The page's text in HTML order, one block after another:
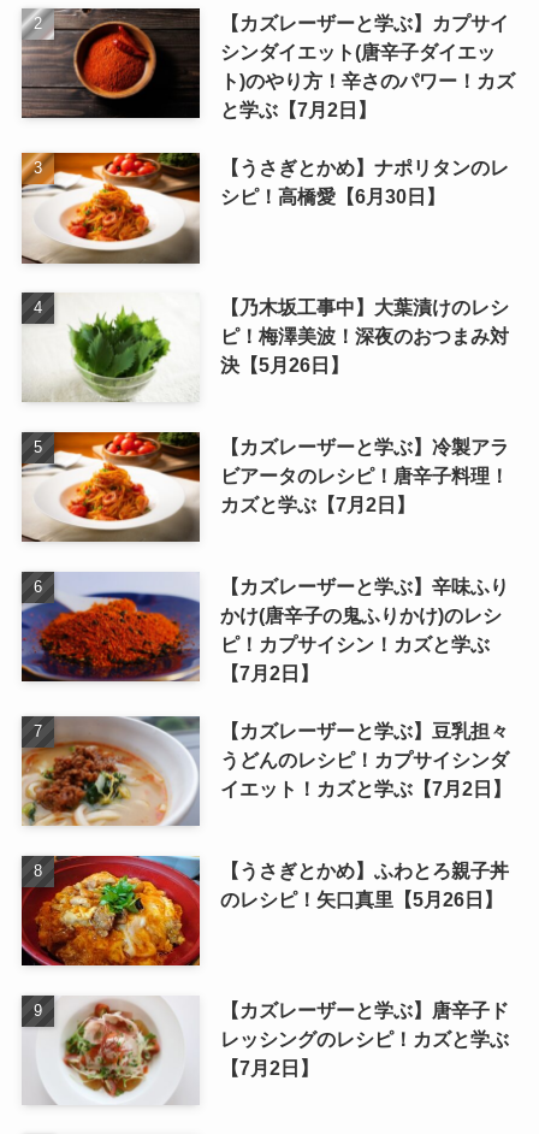
【カズレーザーと学ぶ】カプサイ
シンダイエット(唐辛子ダイエッ
ト)のやり方！辛さのパワー！カズ
と学ぶ【7月2日】
【うさぎとかめ】ナポリタンのレ
シピ！高橋愛【6月30日】
【乃木坂工事中】大葉漬けのレシ
ピ！梅澤美波！深夜のおつまみ対
決【5月26日】
【カズレーザーと学ぶ】冷製アラ
ビアータのレシピ！唐辛子料理！
カズと学ぶ【7月2日】
【カズレーザーと学ぶ】辛味ふり
かけ(唐辛子の鬼ふりかけ)のレシ
ピ！カプサイシン！カズと学ぶ
【7月2日】
【カズレーザーと学ぶ】豆乳担々
うどんのレシピ！カプサイシンダ
イエット！カズと学ぶ【7月2日】
【うさぎとかめ】ふわとろ親子丼
のレシピ！矢口真里【5月26日】
【カズレーザーと学ぶ】唐辛子ド
レッシングのレシピ！カズと学ぶ
【7月2日】